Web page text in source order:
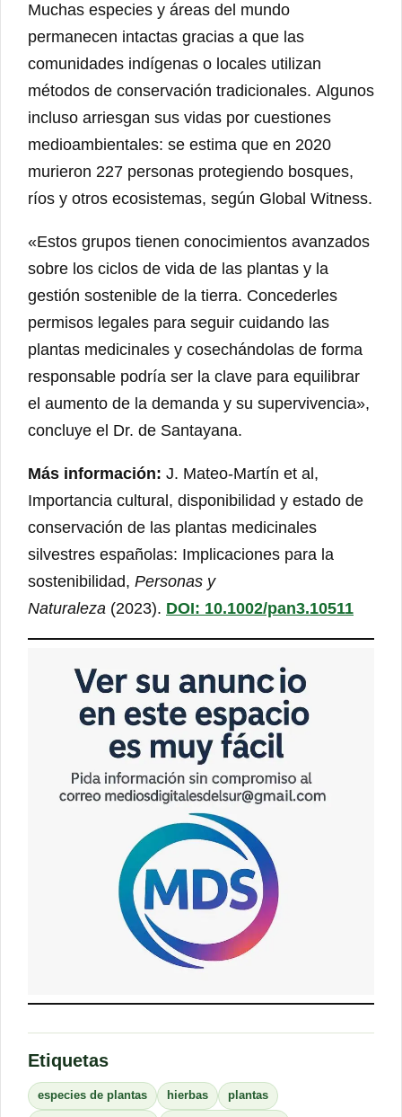
Muchas especies y áreas del mundo
permanecen intactas gracias a que las
comunidades indígenas o locales utilizan
métodos de conservación tradicionales. Algunos
incluso arriesgan sus vidas por cuestiones
medioambientales: se estima que en 2020
murieron 227 personas protegiendo bosques,
ríos y otros ecosistemas, según Global Witness.
«Estos grupos tienen conocimientos avanzados
sobre los ciclos de vida de las plantas y la
gestión sostenible de la tierra. Concederles
permisos legales para seguir cuidando las
plantas medicinales y cosechándolas de forma
responsable podría ser la clave para equilibrar
el aumento de la demanda y su supervivencia»,
concluye el Dr. de Santayana.
Más información: J. Mateo‐Martín et al,
Importancia cultural, disponibilidad y estado de
conservación de las plantas medicinales
silvestres españolas: Implicaciones para la
sostenibilidad, Personas y
Naturaleza (2023). DOI: 10.1002/pan3.10511
Etiquetas
especies de plantas hierbas plantas